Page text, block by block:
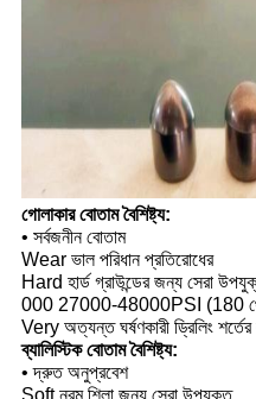
গোলাকার বোতাম বৈশিষ্ট্য:
• সর্বজনীন বোতাম
Wear ভাল পরিধান প্রতিরোধের
Hard হার্ড গ্রাউন্ডের জন্য সেরা
000 27000-48000PSI (180
Very অত্যন্ত ঘর্ষণকারী ড্রিলিং
ব্যালিস্টিক বোতাম বৈশিষ্ট্য:
• দ্রুত অনুপ্রবেশ